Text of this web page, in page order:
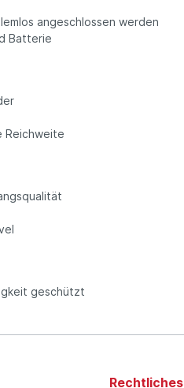
angeschlossen werden
Batterie
Reichweite
geschützt
Rechtliches